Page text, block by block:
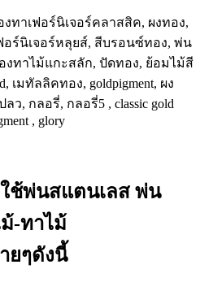
ใช้พ่นสแตนเลส พ่น
-ทาไม้
ยๆดังนี้